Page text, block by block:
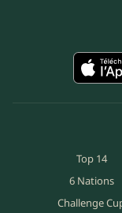
Top 14
6 Nations
Challenge